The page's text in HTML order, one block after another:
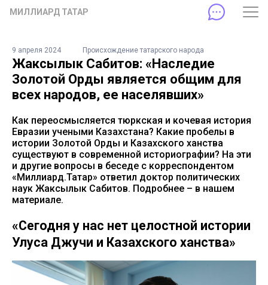
МИЛЛИАРД ТАТАР
9 апреля 2024 Происхождение татарского народа
Жаксылык Сабитов: «Наследие
Золотой Орды является общим для
всех народов, ее населявших»
Как переосмысляется тюркская и кочевая история
Евразии учеными Казахстана? Какие пробелы в
истории Золотой Орды и Казахского ханства
существуют в современной историографии? На эти
и другие вопросы в беседе с корреспондентом
«Миллиард.Татар» ответил доктор политических
наук Жаксылык Сабитов. Подробнее – в нашем
материале.
«Сегодня у нас нет целостной истории
Улуса Джучи и Казахского ханства»